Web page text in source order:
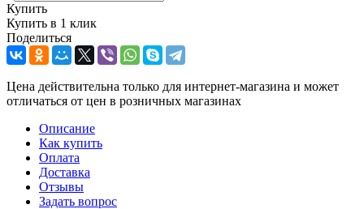
Купить
Купить в 1 клик
Поделиться
Цена действительна только для интернет-магазина и может
отличаться от цен в розничных магазинах
Описание
Как купить
Оплата
Доставка
Отзывы
Задать вопрос